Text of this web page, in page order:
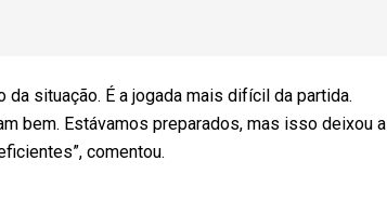
situação. É a jogada mais difícil da partida.
bem. Estávamos preparados, mas isso deixou a
comentou.